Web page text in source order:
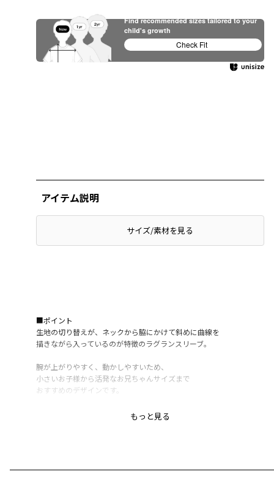
アイテム説明
サイズ/素材を見る
■ポイント
生地の切り替えが、ネックから脇にかけて斜めに曲線を
描きながら入っているのが特徴のラグランスリーブ。
腕が上がりやすく、動かしやすいため、
小さいお子様から活発なお兄ちゃんサイズまで
おすすめのデザインです。
カジュアルだけどキレイめにも着られるように
男の子だけじゃなく、女の子にもおすすめ〇
もっと見る
Find recommended sizes tailored to your
child's growth
Check Fit